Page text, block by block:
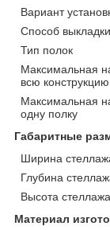
Вариант
Способ
Тип полок
Максимальная
всю конструкцию
Максимальная
одну полку
Габаритные
Ширина
Глубина
Высота стеллажа
Материал